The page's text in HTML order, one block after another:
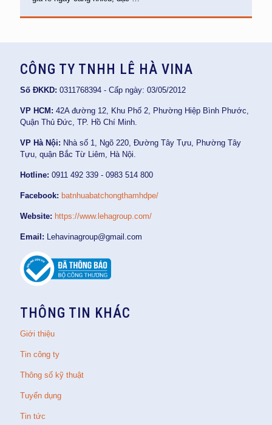
CÔNG TY TNHH LÊ HÀ VINA
Số ĐKKD: 0311768394 - Cấp ngày: 03/05/2012
VP HCM: 42A đường 12, Khu Phố 2, Phường Hiệp Bình Phước,
Quận Thủ Đức, TP. Hồ Chí Minh.
VP Hà Nội: Nhà số 1, Ngõ 220, Đường Tây Tựu, Phường Tây
Tựu, quận Bắc Từ Liêm, Hà Nội.
Hotline: 0911 492 339 - 0983 514 800
Facebook: batnhuabatchongthamhdpe/
Website: https://www.lehagroup.com/
Email: Lehavinagroup@gmail.com
THÔNG TIN KHÁC
Giới thiệu
Tin công ty
Thông số kỹ thuật
Tuyển dụng
Tin tức